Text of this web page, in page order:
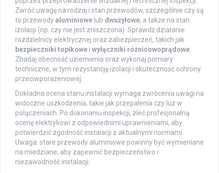
Zwróć uwagę na rodzaj i stan przewodów, szczególnie czy są
to przewodyaluminiowe lub dwużyłowe, a także na stan
izolacji (np. czy nie jest zniszczona). Sprawdź działanie
rozdzielnicy elektrycznej oraz zabezpieczeń, takich jak
bezpieczniki topikowe i wyłączniki różnicowoprądowe.
Zbadaj obecność uziemienia oraz wykonaj pomiary
techniczne, w tym rezystancję izolacji i skuteczność ochrony
przeciwporażeniowej.
Dokładna ocena stanu instalacji wymaga zwrócenia uwagi na
widoczne uszkodzenia, takie jak przepalenia czy luz w
połączeniach. Po dokonaniu inspekcji, zleć profesjonalną
ocenę elektrykowi z odpowiednimi uprawnieniami, aby
potwierdzić zgodność instalacji z aktualnymi normami.
Uwaga: stare przewody aluminiowe powinny być wymieniane
na miedziane, aby zapewnić bezpieczeństwo i
niezawodność instalacji.